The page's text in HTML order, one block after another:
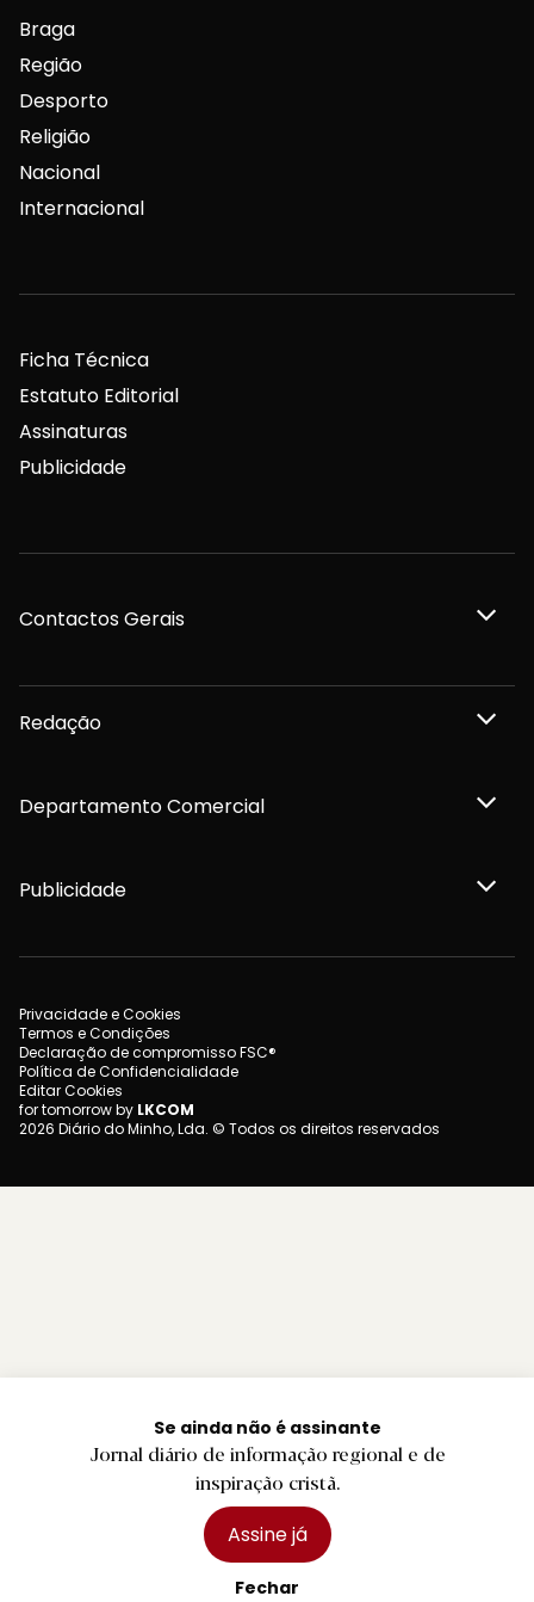
Se ainda não é assinante
Jornal diário de informação regional e de
inspiração cristã.
Assine já
Fechar
Braga
Região
Desporto
Religião
Nacional
Internacional
Ficha Técnica
Estatuto Editorial
Assinaturas
Publicidade
Contactos Gerais
Redação
Departamento Comercial
Publicidade
Privacidade e Cookies
Termos e Condições
Declaração de compromisso FSC®
Política de Confidencialidade
Editar Cookies
for tomorrow by LKCOM
2026 Diário do Minho, Lda. © Todos os direitos reservados